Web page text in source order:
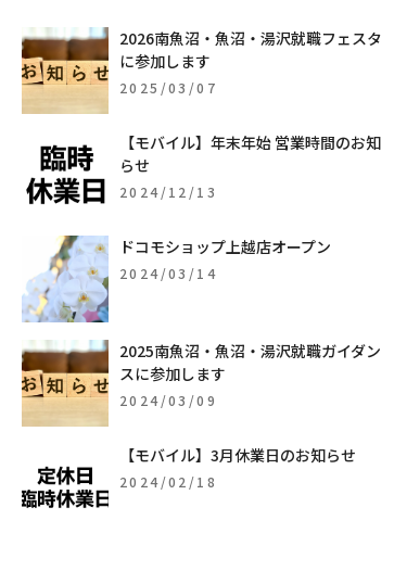
2026南魚沼・魚沼・湯沢就職フェスタ
に参加します
2025/03/07
【モバイル】年末年始 営業時間のお知
らせ
2024/12/13
ドコモショップ上越店オープン
2024/03/14
2025南魚沼・魚沼・湯沢就職ガイダン
スに参加します
2024/03/09
【モバイル】3月休業日のお知らせ
2024/02/18